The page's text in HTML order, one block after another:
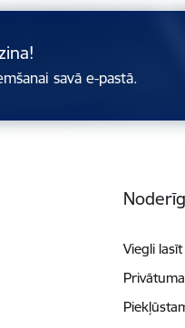
savā e-pastā.
Viegli lasīt